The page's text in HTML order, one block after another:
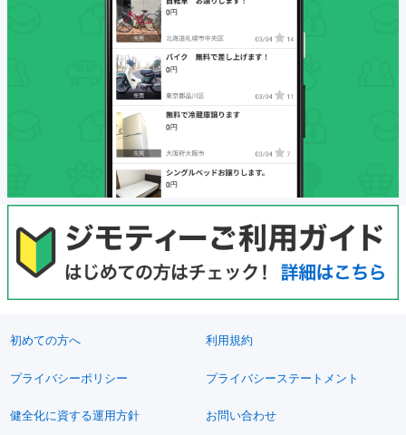
初めての方へ 利用規約
プライバシーポリシー プライバシーステートメント
健全化に資する運用方針 お問い合わせ